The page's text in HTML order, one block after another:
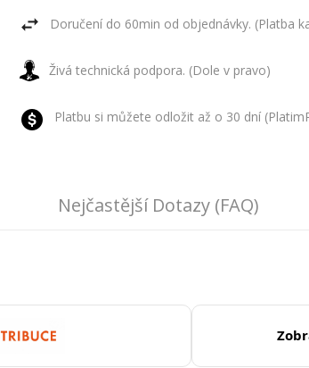
Doručení do 60min od objednávky. (Platba
Živá technická podpora. (Dole v pravo)
Platbu si můžete odložit až o 30 dní
Nejčastější Dotazy (FAQ)